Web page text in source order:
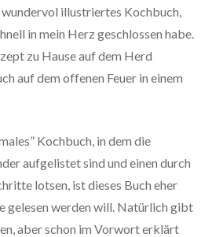
illustriertes Kochbuch,
in mein Herz geschlossen habe.
zu Hause auf dem Herd
auf dem offenen Feuer in einem
Kochbuch, in dem die
aufgelistet sind und einen durch
lotsen, ist dieses Buch eher
gelesen werden will. Natürlich gibt
aber schon im Vorwort erklärt